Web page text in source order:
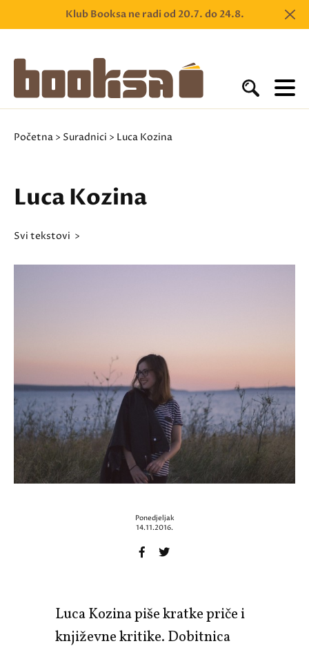
Klub Booksa ne radi od 20.7. do 24.8.
Početna > Suradnici > Luca Kozina
Luca Kozina
svi tekstovi >
Ponedjeljak
14.11.2016.
Luca Kozina piše kratke priče i
književne kritike. Dobitnica